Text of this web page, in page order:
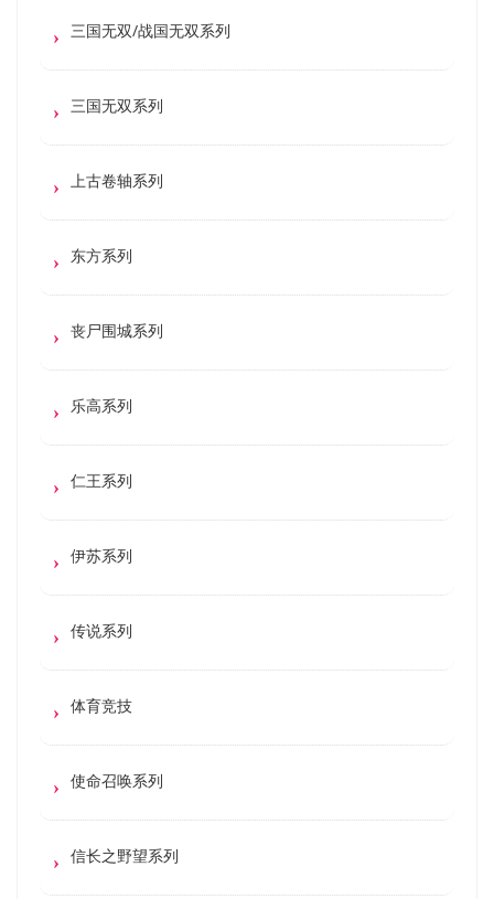
三国无双/战国无双系列
三国无双系列
上古卷轴系列
东方系列
丧尸围城系列
乐高系列
仁王系列
伊苏系列
传说系列
体育竞技
使命召唤系列
信长之野望系列